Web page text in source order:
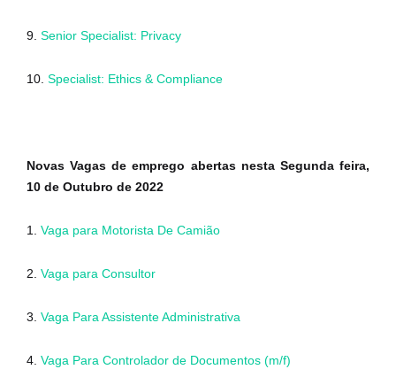
9. Senior Specialist: Privacy
10. Specialist: Ethics & Compliance
Novas Vagas de emprego abertas nesta Segunda feira,
10 de Outubro de 2022
1. Vaga para Motorista De Camião
2. Vaga para Consultor
3. Vaga Para Assistente Administrativa
4. Vaga Para Controlador de Documentos (m/f)